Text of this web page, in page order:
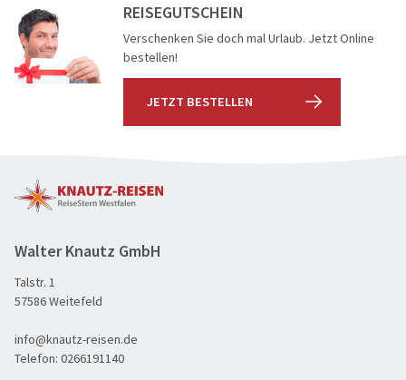
Adventsreisen
REISEGUTSCHEIN
Verschenken Sie doch mal Urlaub. Jetzt Online
bestellen!
JETZT BESTELLEN
Walter Knautz GmbH
Talstr. 1
57586 Weitefeld
info@knautz-reisen.de
Telefon: 0266191140